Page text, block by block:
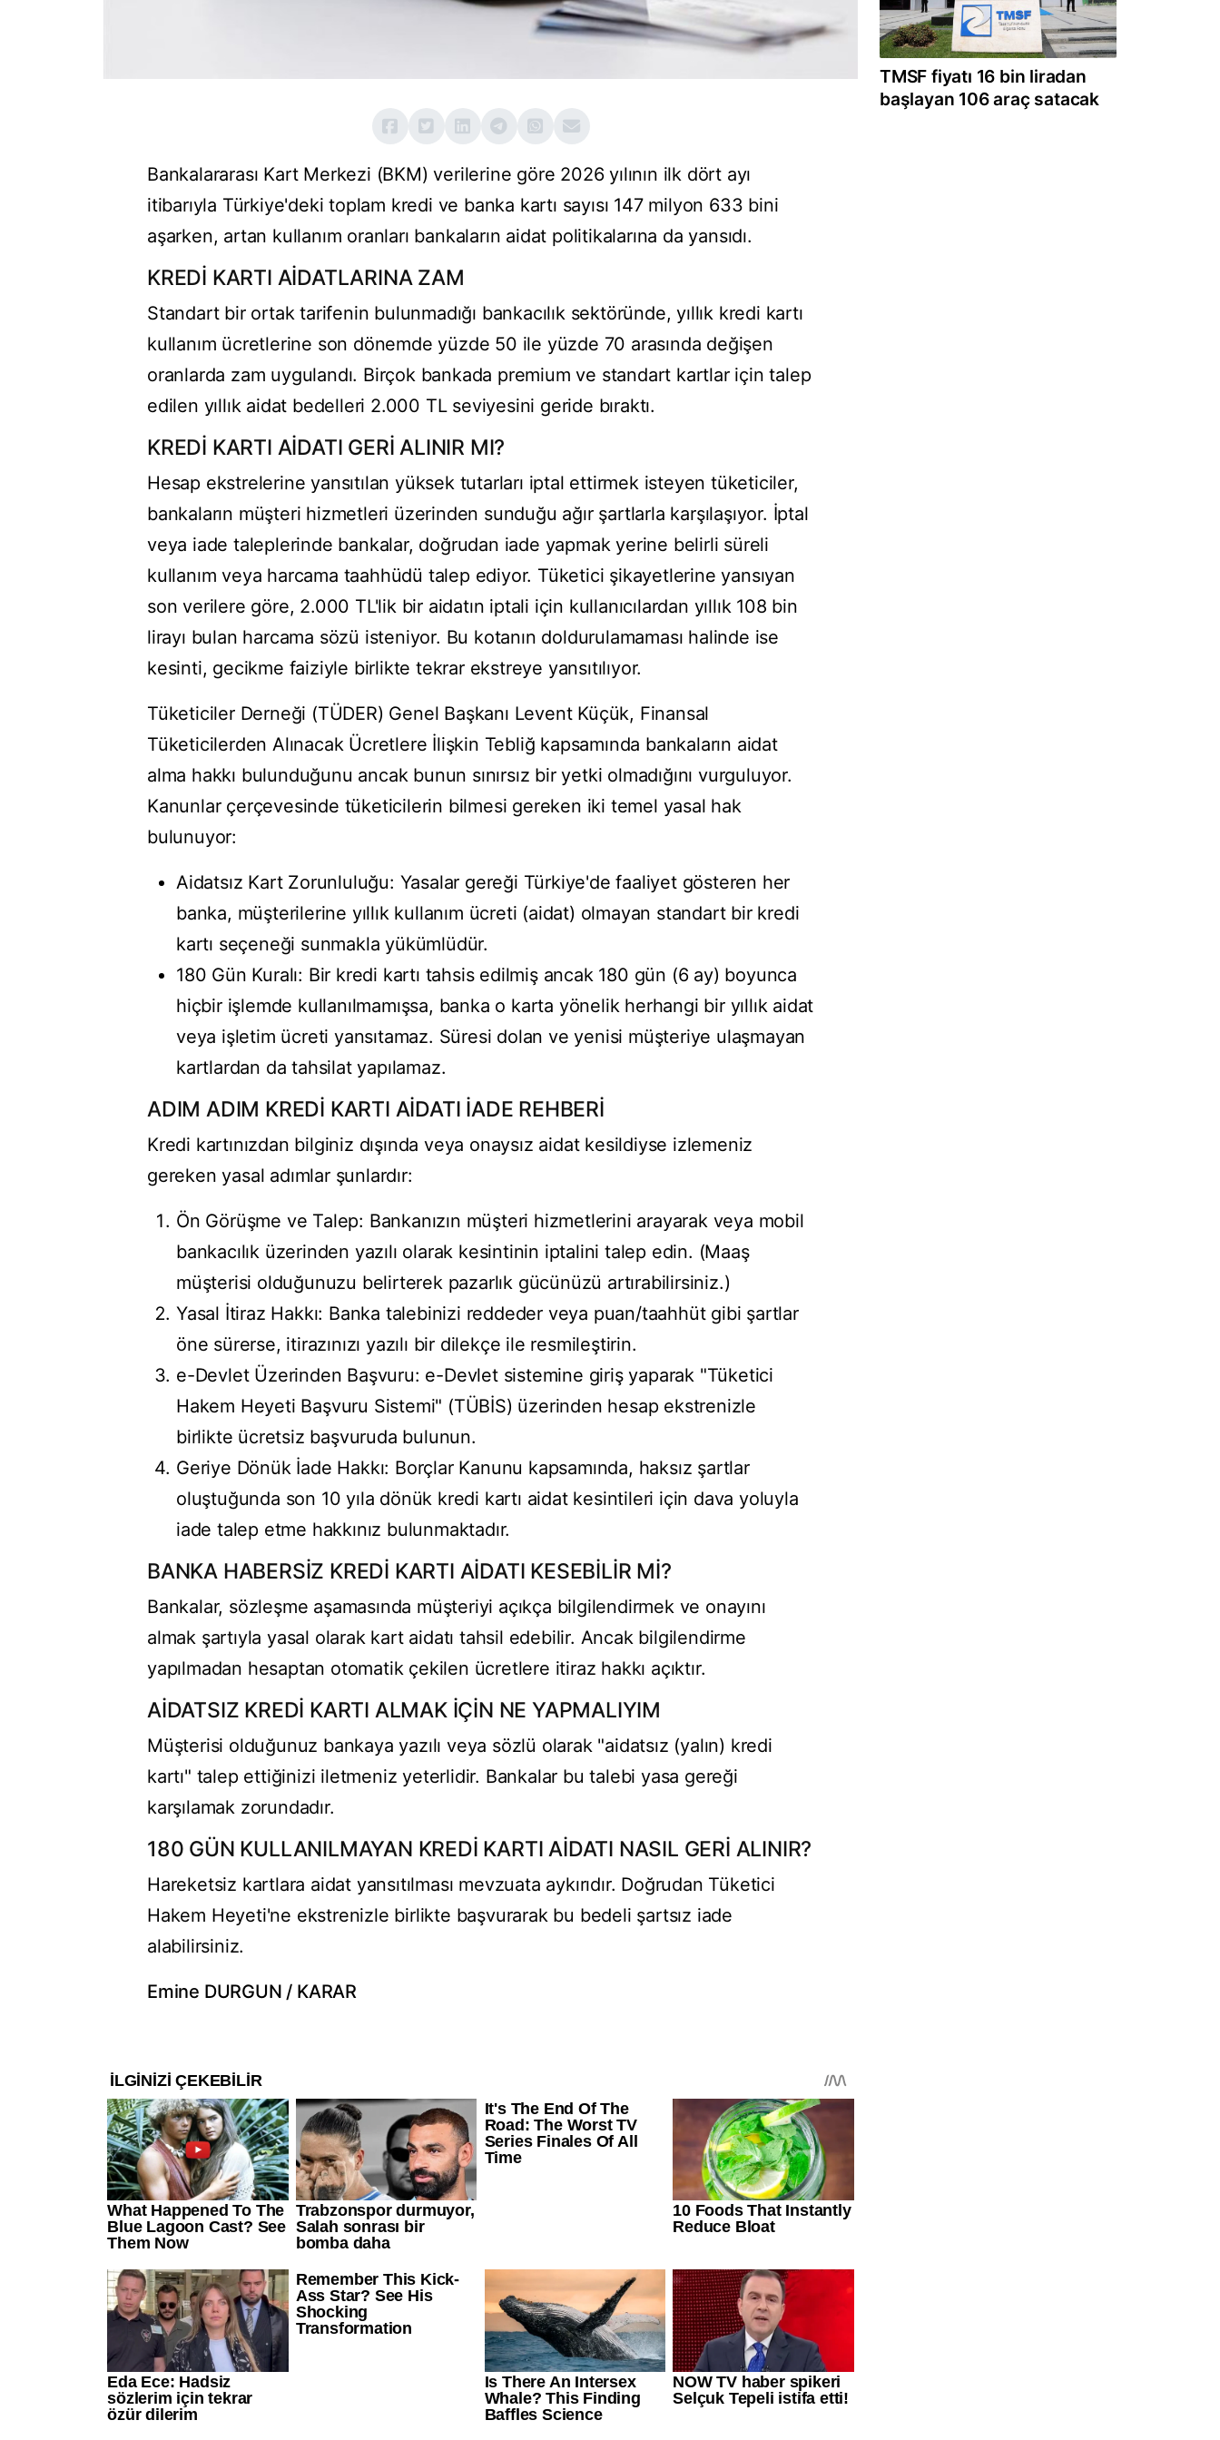
Bankalararası Kart Merkezi (BKM) verilerine göre 2026 yılının ilk dört ayı
itibarıyla Türkiye'deki toplam kredi ve banka kartı sayısı 147 milyon 633 bini
aşarken, artan kullanım oranları bankaların aidat politikalarına da yansıdı.
KREDİ KARTI AİDATLARINA ZAM
Standart bir ortak tarifenin bulunmadığı bankacılık sektöründe, yıllık kredi kartı
kullanım ücretlerine son dönemde yüzde 50 ile yüzde 70 arasında değişen
oranlarda zam uygulandı. Birçok bankada premium ve standart kartlar için talep
edilen yıllık aidat bedelleri 2.000 TL seviyesini geride bıraktı.
KREDİ KARTI AİDATI GERİ ALINIR MI?
Hesap ekstrelerine yansıtılan yüksek tutarları iptal ettirmek isteyen tüketiciler,
bankaların müşteri hizmetleri üzerinden sunduğu ağır şartlarla karşılaşıyor. İptal
veya iade taleplerinde bankalar, doğrudan iade yapmak yerine belirli süreli
kullanım veya harcama taahhüdü talep ediyor. Tüketici şikayetlerine yansıyan
son verilere göre, 2.000 TL'lik bir aidatın iptali için kullanıcılardan yıllık 108 bin
lirayı bulan harcama sözü isteniyor. Bu kotanın doldurulamaması halinde ise
kesinti, gecikme faiziyle birlikte tekrar ekstreye yansıtılıyor.
Tüketiciler Derneği (TÜDER) Genel Başkanı Levent Küçük, Finansal
Tüketicilerden Alınacak Ücretlere İlişkin Tebliğ kapsamında bankaların aidat
alma hakkı bulunduğunu ancak bunun sınırsız bir yetki olmadığını vurguluyor.
Kanunlar çerçevesinde tüketicilerin bilmesi gereken iki temel yasal hak
bulunuyor:
Aidatsız Kart Zorunluluğu: Yasalar gereği Türkiye'de faaliyet gösteren her
banka, müşterilerine yıllık kullanım ücreti (aidat) olmayan standart bir kredi
kartı seçeneği sunmakla yükümlüdür.
180 Gün Kuralı: Bir kredi kartı tahsis edilmiş ancak 180 gün (6 ay) boyunca
hiçbir işlemde kullanılmamışsa, banka o karta yönelik herhangi bir yıllık aidat
veya işletim ücreti yansıtamaz. Süresi dolan ve yenisi müşteriye ulaşmayan
kartlardan da tahsilat yapılamaz.
ADIM ADIM KREDİ KARTI AİDATI İADE REHBERİ
Kredi kartınızdan bilginiz dışında veya onaysız aidat kesildiyse izlemeniz
gereken yasal adımlar şunlardır:
Ön Görüşme ve Talep: Bankanızın müşteri hizmetlerini arayarak veya mobil
bankacılık üzerinden yazılı olarak kesintinin iptalini talep edin. (Maaş
müşterisi olduğunuzu belirterek pazarlık gücünüzü artırabilirsiniz.)
Yasal İtiraz Hakkı: Banka talebinizi reddeder veya puan/taahhüt gibi şartlar
öne sürerse, itirazınızı yazılı bir dilekçe ile resmileştirin.
e-Devlet Üzerinden Başvuru: e-Devlet sistemine giriş yaparak "Tüketici
Hakem Heyeti Başvuru Sistemi" (TÜBİS) üzerinden hesap ekstrenizle
birlikte ücretsiz başvuruda bulunun.
Geriye Dönük İade Hakkı: Borçlar Kanunu kapsamında, haksız şartlar
oluştuğunda son 10 yıla dönük kredi kartı aidat kesintileri için dava yoluyla
iade talep etme hakkınız bulunmaktadır.
BANKA HABERSİZ KREDİ KARTI AİDATI KESEBİLİR Mİ?
Bankalar, sözleşme aşamasında müşteriyi açıkça bilgilendirmek ve onayını
almak şartıyla yasal olarak kart aidatı tahsil edebilir. Ancak bilgilendirme
yapılmadan hesaptan otomatik çekilen ücretlere itiraz hakkı açıktır.
AİDATSIZ KREDİ KARTI ALMAK İÇİN NE YAPMALIYIM
Müşterisi olduğunuz bankaya yazılı veya sözlü olarak "aidatsız (yalın) kredi
kartı" talep ettiğinizi iletmeniz yeterlidir. Bankalar bu talebi yasa gereği
karşılamak zorundadır.
180 GÜN KULLANILMAYAN KREDİ KARTI AİDATI NASIL GERİ ALINIR?
Hareketsiz kartlara aidat yansıtılması mevzuata aykırıdır. Doğrudan Tüketici
Hakem Heyeti'ne ekstrenizle birlikte başvurarak bu bedeli şartsız iade
alabilirsiniz.
Emine DURGUN / KARAR
TMSF fiyatı 16 bin liradan
başlayan 106 araç satacak